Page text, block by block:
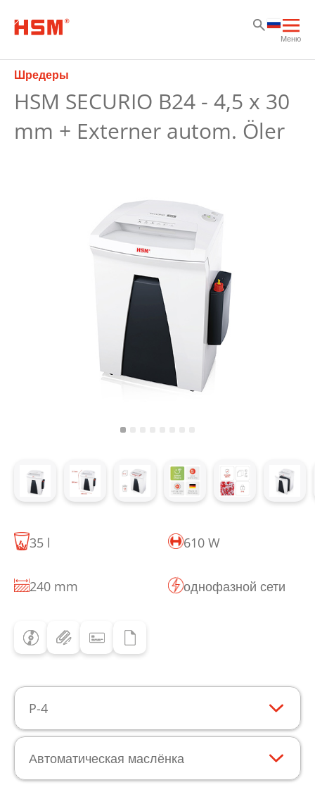
Меню
Шредеры
HSM SECURIO B24 - 4,5 x 30
mm + Externer autom. Öler
35 l 610 W
240 mm однофазной сети
P-4
Автоматическая маслёнка